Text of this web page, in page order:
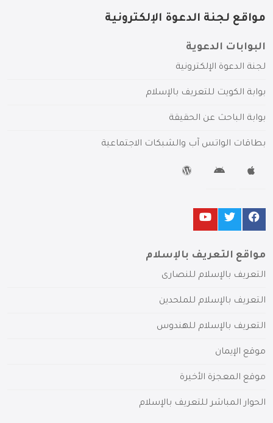
مواقع لجنة الدعوة الإلكترونية
البوابات الدعوية
لجنة الدعوة الإلكترونية
بوابة الكويت للتعريف بالإسلام
بوابة الباحث عن الحقيقة
بطاقات الواتس آب والشبكات الاجتماعية
مواقع التعريف بالإسلام
التعريف بالإسلام للنصارى
التعريف بالإسلام للملحدين
التعريف بالإسلام للهندوس
موقع الإيمان
موقع المعجزة الأخيرة
الحوار المباشر للتعريف بالإسلام